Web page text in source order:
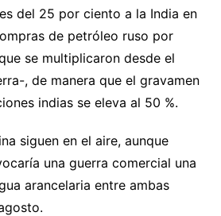
del 25 por ciento a la India en
de petróleo ruso por
se multiplicaron desde el
, de manera que el gravamen
indias se eleva al 50 %.
siguen en el aire, aunque
una guerra comercial una
arancelaria entre ambas